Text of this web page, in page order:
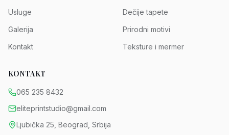
Usluge
Galerija
Kontakt
Dečije tapete
Prirodni motivi
Teksture i mermer
KONTAKT
065 235 8432
eliteprintstudio@gmail.com
Ljubička 25, Beograd, Srbija